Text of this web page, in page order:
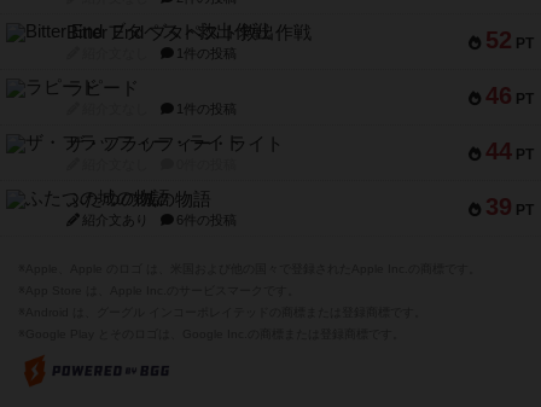
52 PT
Bitter End ブタペスト救出作戦
1件の投稿
46 PT
ラピード
1件の投稿
44 PT
ザ・フラッフィー・ライト
39 PT
ふたつの城の物語
紹介文あり 6件の投稿